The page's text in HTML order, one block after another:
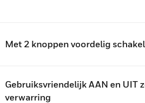
Met 2 knoppen voordelig
Gebruiksvriendelijk AAN en UIT
verwarring